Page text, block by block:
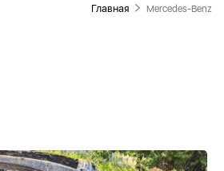
Главная Mercedes-Benz